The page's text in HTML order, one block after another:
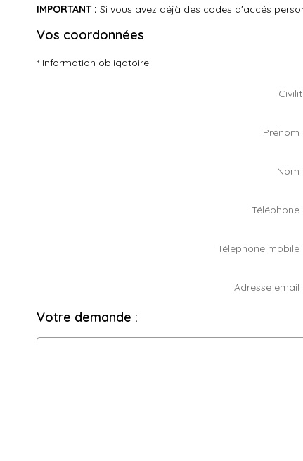
IMPORTANT : Si vous avez déjà des codes d'accés
Vos coordonnées
* Information obligatoire
Prénom
Nom
Téléphone
Téléphone mobile
Adresse email
Votre demande :